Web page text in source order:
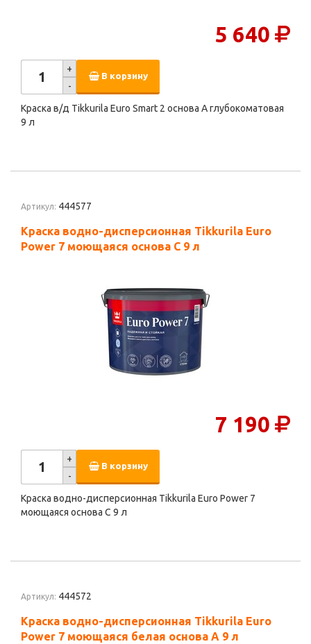
5 640
+
-
В корзину
Краска в/д Tikkurila Euro Smart 2 основа A глубокоматовая
9 л
Артикул: 444577
Краска водно-дисперсионная Tikkurila Euro
Power 7 моющаяся основа C 9 л
7 190
+
-
В корзину
Краска водно-дисперсионная Tikkurila Euro Power 7
моющаяся основа C 9 л
Артикул: 444572
Краска водно-дисперсионная Tikkurila Euro
Power 7 моющаяся белая основа А 9 л